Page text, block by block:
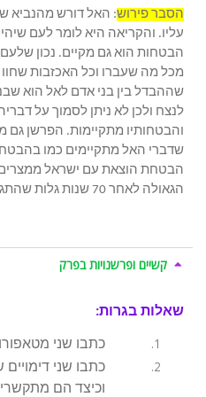
הסבר פירוש: האל דורש מהנביא
עליו. והקריאה היא לומר לעם
הבטחות הוא גם מקיים. נכון
מכל מה שעברו וכל האכזבות
שההבדל בין בני אדם לאל הוא
לנצח ולכן לא ניתן לסמוך על
והבטחותיו מתקיימות. הפרשן גם
שדברי האל מתקיימים כמו
הבטחת הוצאת עם ישראל
הגאולה לאחר 70 שנות גלות שהתגשמה.
קשיים ופרשנויות בפרק
שאלות בגרות:
כתבו שני
כתבו שני
וכיצד הם